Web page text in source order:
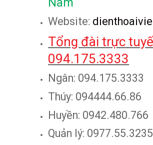
Website:
Tổng đài trực
094.175.3333
Ngân: 094.175.3333
Thúy: 094444.66.86
Huyền: 0942.480.766
Quản lý: 0977.55.3235